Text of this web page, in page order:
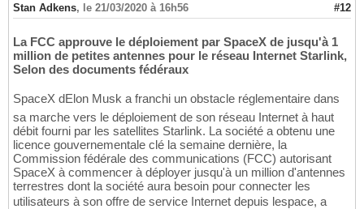
Stan Adkens, le 21/03/2020 à 16h56 #12
La FCC approuve le déploiement par SpaceX de jusqu'à 1
million de petites antennes pour le réseau Internet Starlink,
Selon des documents fédéraux
SpaceX dElon Musk a franchi un obstacle réglementaire dans
sa marche vers le déploiement de son réseau Internet à haut
débit fourni par les satellites Starlink. La société a obtenu une
licence gouvernementale clé la semaine dernière, la
Commission fédérale des communications (FCC) autorisant
SpaceX à commencer à déployer jusqu'à un million d'antennes
terrestres dont la société aura besoin pour connecter les
utilisateurs à son offre de service Internet depuis lespace, a